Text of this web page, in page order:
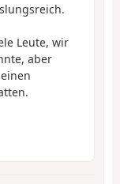
Leute, wir
aber